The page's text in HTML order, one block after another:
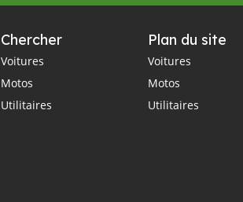
Chercher
Voitures
Motos
Utilitaires
Plan du site
Voitures
Motos
Utilitaires